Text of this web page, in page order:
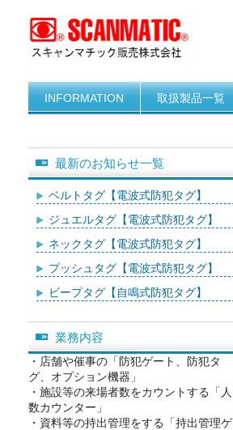
INFORMATION 取扱製品一覧
最新のお知らせ一覧
ベルトタグ【電波式防犯タグ】
ジュエルタグ【電波式防犯タグ】
ネックタグ【電波式防犯タグ】
プッシュタグ【電波式防犯タグ】
ビープタグ【自鳴式防犯タグ】
業務内容
・店舗や催事の「防犯ゲート、防犯タ
グ、オプション機器」
・施設等の来場者数をカウントする「人
数カウンター」
・資料等の持出管理をする「持出管理ゲ